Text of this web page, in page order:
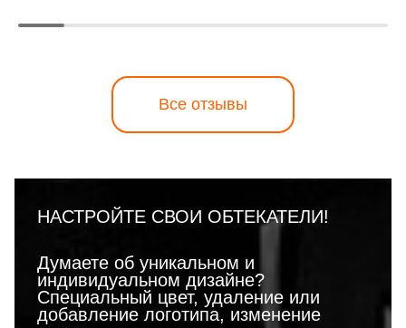
Все отзывы
НАСТРОЙТЕ СВОИ ОБТЕКАТЕЛИ!
Думаете об уникальном и
индивидуальном дизайне?
Специальный цвет, удаление или
добавление логотипа, изменение